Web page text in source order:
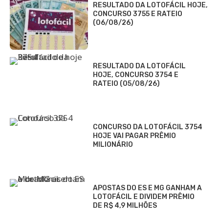
RESULTADO DA LOTOFÁCIL HOJE,
CONCURSO 3755 E RATEIO
(06/08/26)
RESULTADO DA LOTOFÁCIL
HOJE, CONCURSO 3754 E
RATEIO (05/08/26)
CONCURSO DA LOTOFÁCIL 3754
HOJE VAI PAGAR PRÊMIO
MILIONÁRIO
APOSTAS DO ES E MG GANHAM A
LOTOFÁCIL E DIVIDEM PRÊMIO
DE R$ 4,9 MILHÕES